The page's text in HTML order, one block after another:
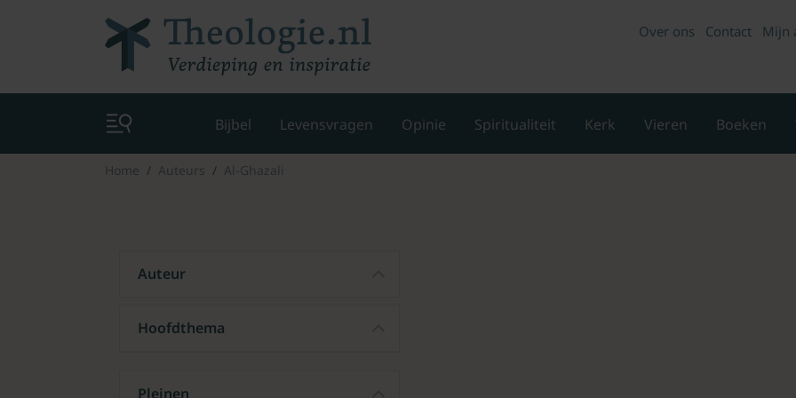
Over ons Contact Mijn
Bijbel Levensvragen Opinie Spiritualiteit Kerk Vieren Boeken
Home Auteurs Al-Ghazali
Auteur
Hoofdthema
Pleinen